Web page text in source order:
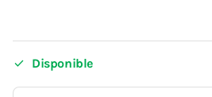
 Disponible